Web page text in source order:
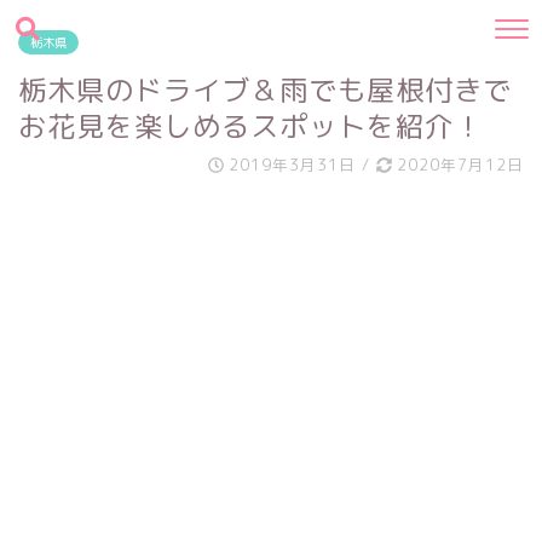
栃木県
栃木県のドライブ＆雨でも屋根付きで
お花見を楽しめるスポットを紹介！
2019年3月31日 / 2020年7月12日